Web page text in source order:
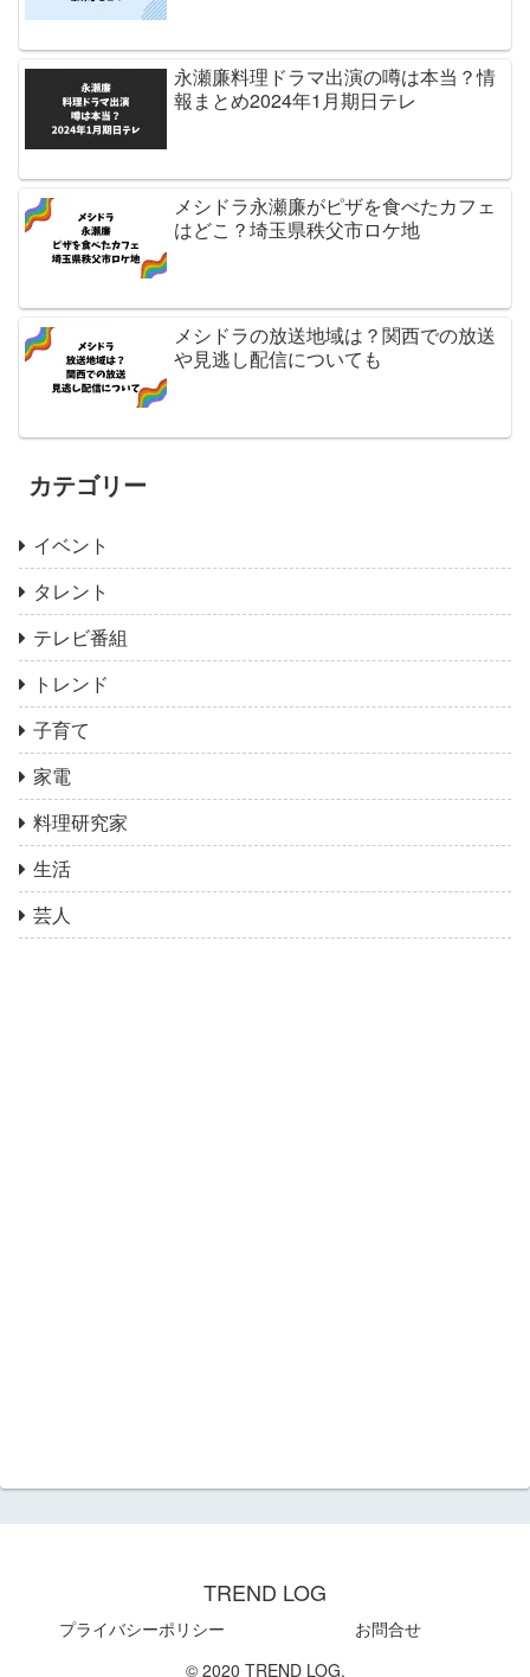
永瀬廉料理ドラマ出演の噂は本当？情
報まとめ2024年1月期日テレ
メシドラ永瀬廉がピザを食べたカフェ
はどこ？埼玉県秩父市ロケ地
メシドラの放送地域は？関西での放送
や見逃し配信についても
カテゴリー
イベント
タレント
テレビ番組
トレンド
子育て
家電
料理研究家
生活
芸人
TREND LOG
プライバシーポリシー
お問合せ
© 2020 TREND LOG.